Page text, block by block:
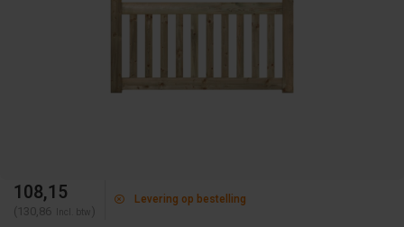
108,15
(130,86 Incl. btw )
Levering op bestelling